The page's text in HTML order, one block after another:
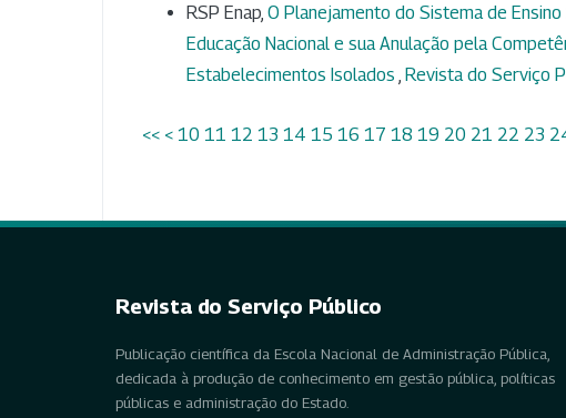
RSP Enap, O Planejamento do Sistema de
Educação Nacional e sua Anulação pela
Estabelecimentos Isolados , Revista do Serviço
<< < 10 11 12 13 14 15 16 17 18 19 20 21 22 23
Revista do Serviço Público
Publicação científica da Escola Nacional de Administração Pública,
dedicada à produção de conhecimento em gestão pública, políticas
públicas e administração do Estado.